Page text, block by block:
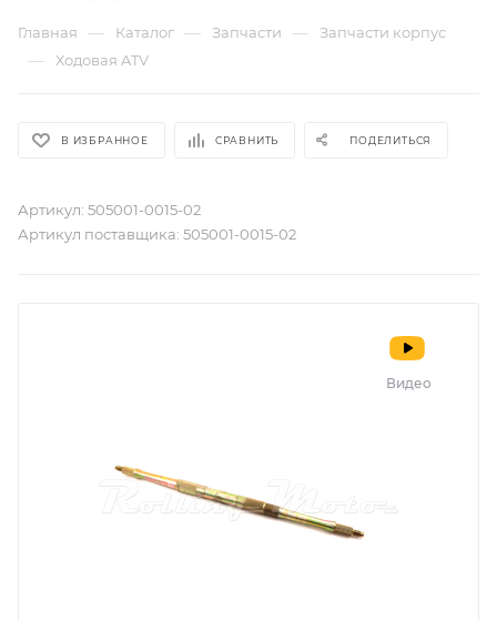
Главная — Каталог — Запчасти — Запчасти корпус
— Ходовая ATV
В ИЗБРАННОЕ СРАВНИТЬ ПОДЕЛИТЬСЯ
Артикул: 505001-0015-02
Артикул поставщика: 505001-0015-02
Видео